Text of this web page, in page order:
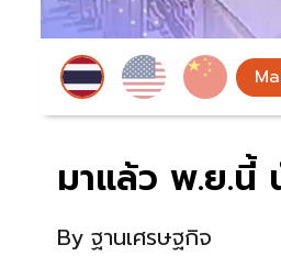
มาแล้ว พ.ย.นี้
By ฐานเศรษฐกิจ